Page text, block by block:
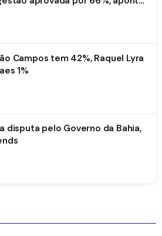
Campos tem 42%, Raquel Lyra
1%
disputa pelo Governo da Bahia,